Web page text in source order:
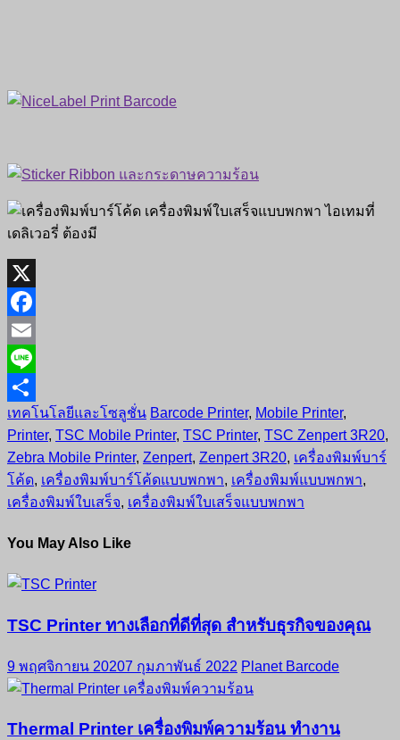
X
Facebook
Email
Line
Share
เทคโนโลยีและโซลูชั่น Barcode Printer, Mobile Printer,
Printer, TSC Mobile Printer, TSC Printer, TSC Zenpert 3R20,
Zebra Mobile Printer, Zenpert, Zenpert 3R20, เครื่องพิมพ์บาร์
โค้ด, เครื่องพิมพ์บาร์โค้ดแบบพกพา, เครื่องพิมพ์แบบพกพา,
เครื่องพิมพ์ใบเสร็จ, เครื่องพิมพ์ใบเสร็จแบบพกพา
You May Also Like
TSC Printer ทางเลือกที่ดีที่สุด สำหรับธุรกิจของคุณ
9 พฤศจิกายน 20207 กุมภาพันธ์ 2022 Planet Barcode
Thermal Printer เครื่องพิมพ์ความร้อน ทำงาน